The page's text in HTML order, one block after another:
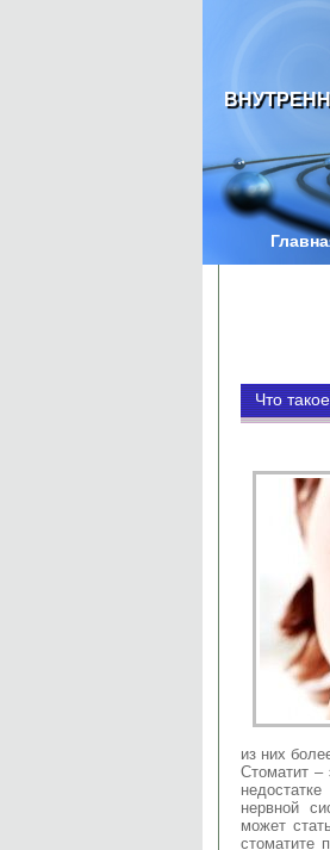
Что
из них
Стоматит –
нервной
может
стоматите